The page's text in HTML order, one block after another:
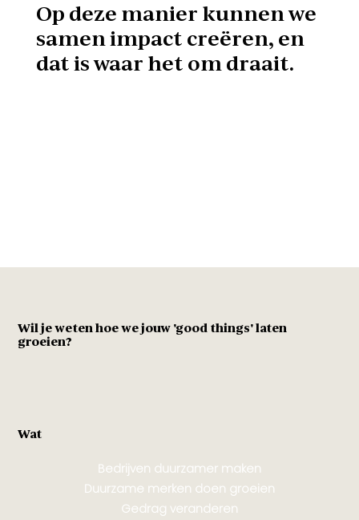
Op deze manier kunnen we
samen impact creëren, en
dat is waar het om draait.
Wil je weten hoe we jouw 'good things' laten
groeien?
Wat
Bedrijven duurzamer maken
Duurzame merken doen groeien
Gedrag veranderen